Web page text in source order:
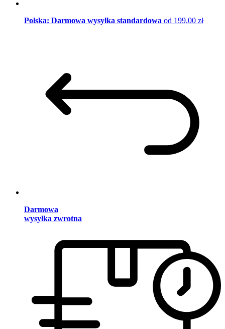
Polska: Darmowa wysyłka standardowa od 199,00 zł
Darmowa
wysyłka zwrotna